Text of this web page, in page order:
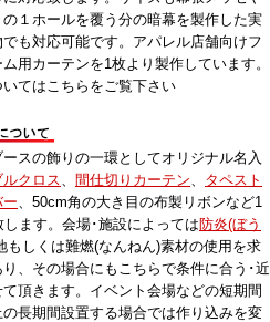
１ホールを覆う分の暗幕を製作した実
も対応可能です。アパレル店舗向けフ
用カーテンを1枚より製作しています。
てはこちらをご覧下さい
スの飾りの一環としてオリジナル名入
ルクロス、 間仕切りカーテン、 タペスト
、50cm角の大き目の布製リボンなど1
ます。会場･施設によっては防炎(ぼう
もしくは難燃(なんねん)素材の使用を求
、その場合にもこちらで条件に合う･近
頂きます。イベント会場などの短期間
長期間設置する場合では作り込みを変